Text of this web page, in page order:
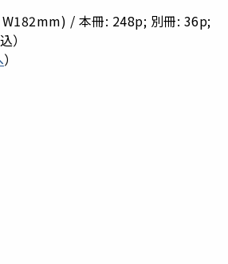
/ 本冊: 248p; 別冊: 36p;
）
）